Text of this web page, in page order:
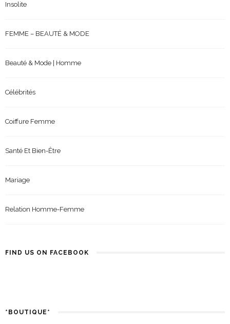
Insolite
FEMME – BEAUTÉ & MODE
Beauté & Mode | Homme
Célébrités
Coiffure Femme
Santé Et Bien-Être
Mariage
Relation Homme-Femme
FIND US ON FACEBOOK
*BOUTIQUE*